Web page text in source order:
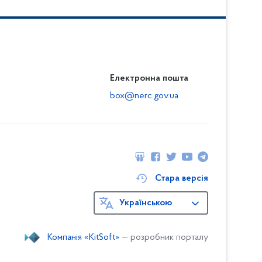
Електронна пошта
box@nerc.gov.ua
Стара версія
Українською
Компанія «KitSoft» — розробник порталу